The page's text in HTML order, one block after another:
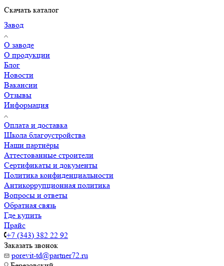
Скачать каталог
Завод
О заводе
О продукции
Блог
Новости
Вакансии
Отзывы
Информация
Оплата и доставка
Школа благоустройства
Наши партнёры
Аттестованные строители
Сертификаты и документы
Политика конфиденциальности
Антикоррупционная политика
Вопросы и ответы
Обратная связь
Где купить
Прайс
+7 (343) 382 22 92
Заказать звонок
porevit-td@partner72.ru